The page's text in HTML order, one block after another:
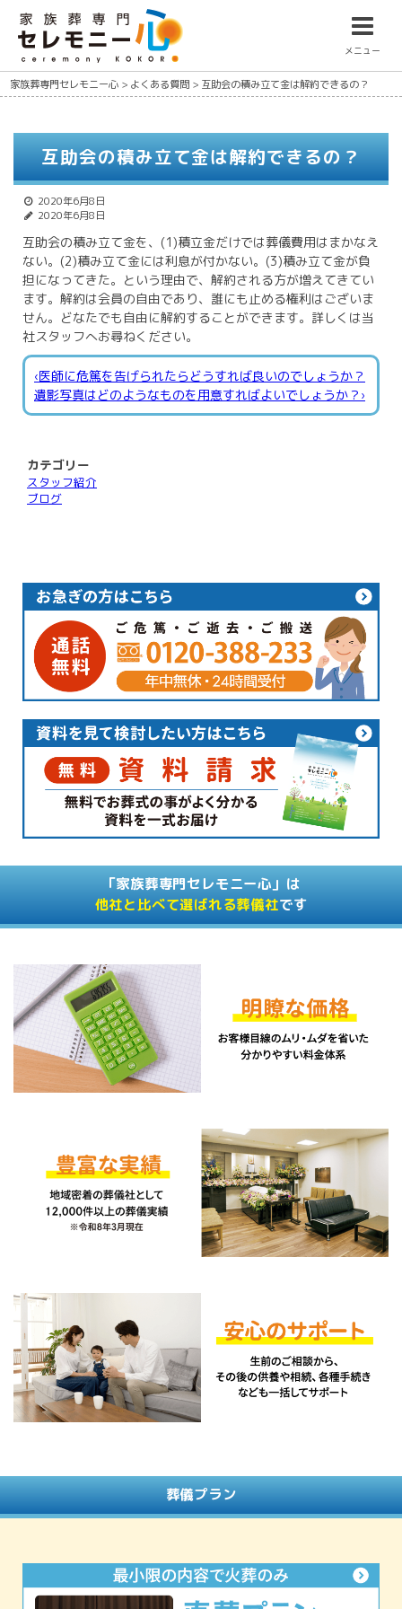
メニュー
家族葬専門セレモニー心 > よくある質問 > 互助会の積み立て金は解約できるの？
互助会の積み立て金は解約できるの？
2020年6月8日
2020年6月8日
互助会の積み立て金を、(1)積立金だけでは葬儀費用はまかなえ
ない。(2)積み立て金には利息が付かない。(3)積み立て金が負
担になってきた。という理由で、解約される方が増えてきてい
ます。解約は会員の自由であり、誰にも止める権利はございま
せん。どなたでも自由に解約することができます。詳しくは当
社スタッフへお尋ねください。
‹医師に危篤を告げられたらどうすれば良いのでしょうか？
遺影写真はどのようなものを用意すればよいでしょうか？›
カテゴリー
スタッフ紹介
ブログ
「家族葬専門セレモニー心」は
他社と比べて選ばれる葬儀社です
葬儀プラン